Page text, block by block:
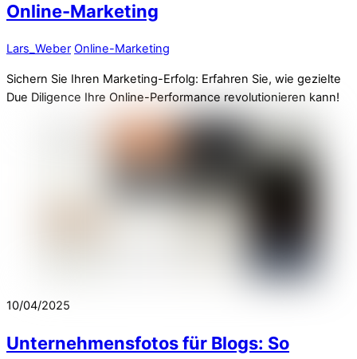
Online-Marketing
Lars_Weber Online-Marketing
Sichern Sie Ihren Marketing-Erfolg: Erfahren Sie, wie gezielte
Due Diligence Ihre Online-Performance revolutionieren kann!
10/04/2025
Unternehmensfotos für Blogs: So